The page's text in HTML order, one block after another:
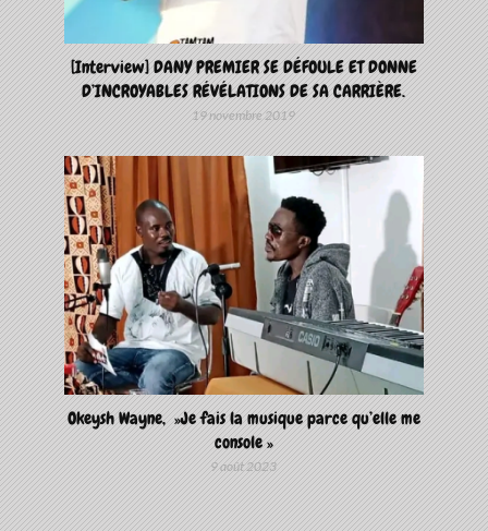
[Interview] DANY PREMIER SE DÉFOULE ET DONNE
D’INCROYABLES RÉVÉLATIONS DE SA CARRIÈRE.
19 novembre 2019
Okeysh Wayne, »Je fais la musique parce qu’elle me
console »
9 août 2023